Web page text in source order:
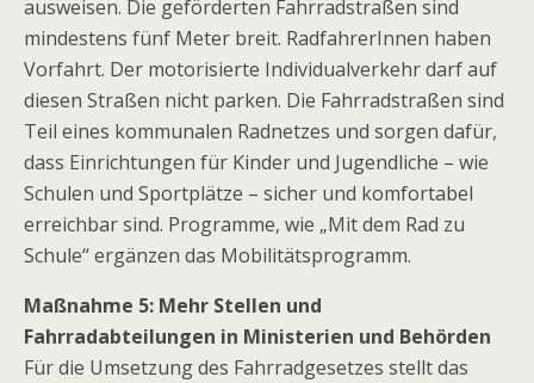
ausweisen. Die geförderten Fahrradstraßen sind
mindestens fünf Meter breit. RadfahrerInnen haben
Vorfahrt. Der motorisierte Individualverkehr darf auf
diesen Straßen nicht parken. Die Fahrradstraßen sind
Teil eines kommunalen Radnetzes und sorgen dafür,
dass Einrichtungen für Kinder und Jugendliche – wie
Schulen und Sportplätze – sicher und komfortabel
erreichbar sind. Programme, wie „Mit dem Rad zu
Schule“ ergänzen das Mobilitätsprogramm.
Maßnahme 5: Mehr Stellen und
Fahrradabteilungen in Ministerien und Behörden
Für die Umsetzung des Fahrradgesetzes stellt das